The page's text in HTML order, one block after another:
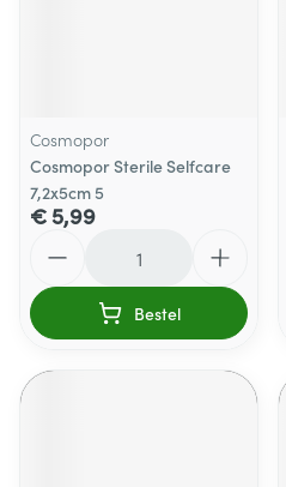
Cosmopor
Cosmopor Sterile Selfcare
7,2x5cm 5
€ 5,99
Bestel